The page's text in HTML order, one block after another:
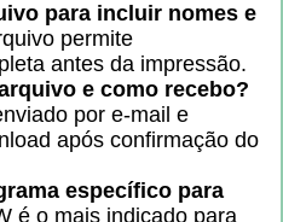
para incluir nomes e
permite
antes da impressão.
e como recebo?
por e-mail e
após confirmação do
específico para
é o mais indicado para